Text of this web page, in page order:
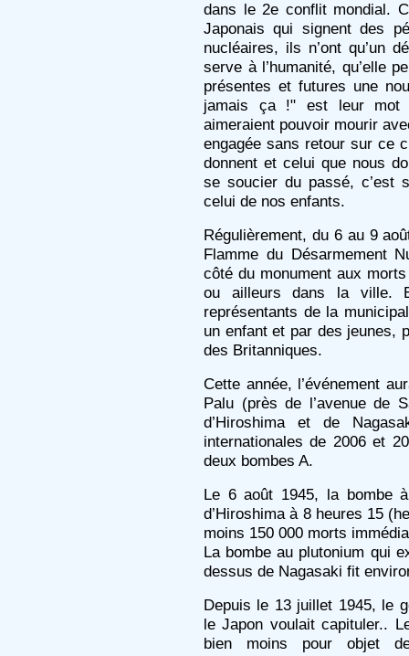
dans le 2e conflit mondial.
Japonais qui signent des
nucléaires, ils n’ont qu’un
serve à l’humanité, qu’elle
présentes et futures une
jamais ça !" est leur mot
aimeraient pouvoir mourir
engagée sans retour sur ce
donnent et celui que nous
se soucier du passé, c’est
celui de nos enfants.
Régulièrement, du 6 au 9
Flamme du Désarmement
côté du monument aux
ou ailleurs dans la ville.
représentants de la
un enfant et par des jeunes,
des Britanniques.
Cette année, l’événement
Palu (près de l’avenue de
d’Hiroshima et de
internationales de 2006 et
deux bombes A.
Le 6 août 1945, la bombe
d’Hiroshima à 8 heures 15
moins 150 000 morts
La bombe au plutonium qui
dessus de Nagasaki fit
Depuis le 13 juillet 1945, le
le Japon voulait capituler..
bien moins pour objet